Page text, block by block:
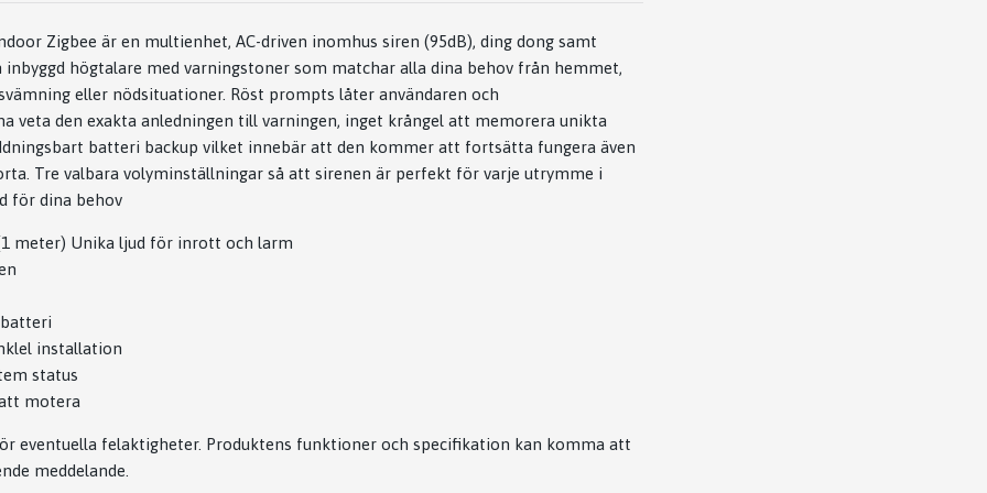
Zigbee är en multienhet, AC-driven inomhus siren (95dB), ding dong samt
inbyggd högtalare med varningstoner som matchar alla dina behov från hemmet,
eller nödsituationer. Röst prompts låter användaren och
veta den exakta anledningen till varningen, inget krångel att memorera unikta
batteri backup vilket innebär att den kommer att fortsätta fungera även
Tre valbara volyminställningar så att sirenen är perfekt för varje utrymme i
för dina behov
meter) Unika ljud för inrott och larm
installation
status
motera
eventuella felaktigheter. Produktens funktioner och specifikation kan komma att
meddelande.